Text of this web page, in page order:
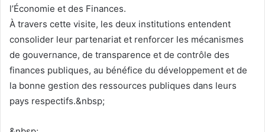
l’Économie et des Finances.
À travers cette visite, les deux institutions entendent
consolider leur partenariat et renforcer les mécanismes
de gouvernance, de transparence et de contrôle des
finances publiques, au bénéfice du développement et de
la bonne gestion des ressources publiques dans leurs
pays respectifs.&nbsp;